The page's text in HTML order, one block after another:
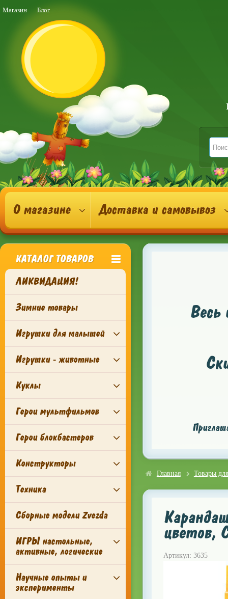
Магазин Блог
О магазине Доставка и самовывоз
КАТАЛОГ ТОВАРОВ
ЛИКВИДАЦИЯ!
Зимние товары
Игрушки для малышей
Игрушки - животные
Куклы
Герои мультфильмов
Герои блокбастеров
Конструкторы
Техника
Сборные модели Zvezda
ИГРЫ настольные,
активные, логические
Научные опыты и
эксперименты
Весь
Главная Товары
цветов,
Артикул: 3635